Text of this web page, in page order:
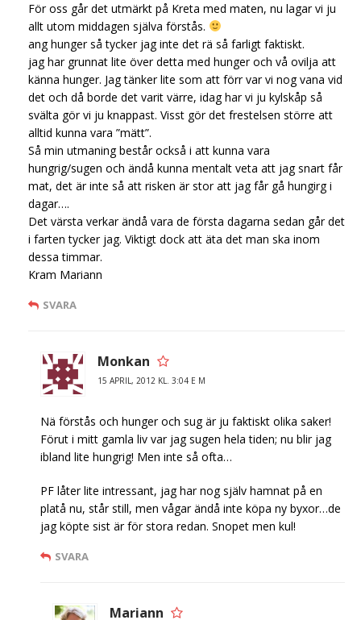
För oss går det utmärkt på Kreta med maten, nu lagar vi ju
allt utom middagen själva förstås.
ang hunger så tycker jag inte det rä så farligt faktiskt.
jag har grunnat lite över detta med hunger och vå ovilja att
känna hunger. Jag tänker lite som att förr var vi nog vana vid
det och då borde det varit värre, idag har vi ju kylskåp så
svälta gör vi ju knappast. Visst gör det frestelsen större att
alltid kunna vara ”mätt”.
Så min utmaning består också i att kunna vara
hungrig/sugen och ändå kunna mentalt veta att jag snart får
mat, det är inte så att risken är stor att jag får gå hungirg i
dagar….
Det värsta verkar ändå vara de första dagarna sedan går det
i farten tycker jag. Viktigt dock att äta det man ska inom
dessa timmar.
Kram Mariann
SVARA
Monkan
15 APRIL, 2012 KL. 3:04 E M
Nä förstås och hunger och sug är ju faktiskt olika saker!
Förut i mitt gamla liv var jag sugen hela tiden; nu blir jag
ibland lite hungrig! Men inte så ofta…
PF låter lite intressant, jag har nog själv hamnat på en
platå nu, står still, men vågar ändå inte köpa ny byxor…de
jag köpte sist är för stora redan. Snopet men kul!
SVARA
Mariann